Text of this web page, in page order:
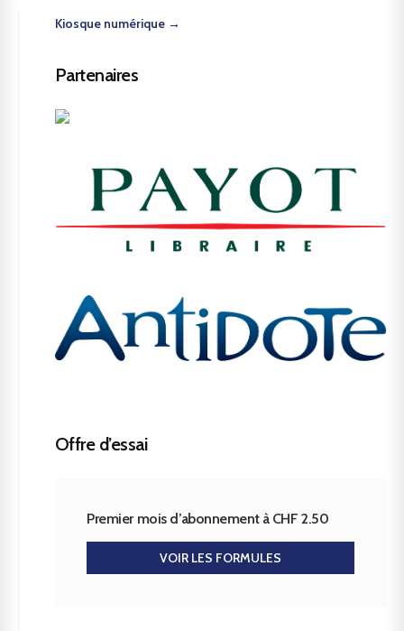
Kiosque numérique →
Partenaires
Offre d’essai
Premier mois d’abonnement à CHF 2.50
VOIR LES FORMULES